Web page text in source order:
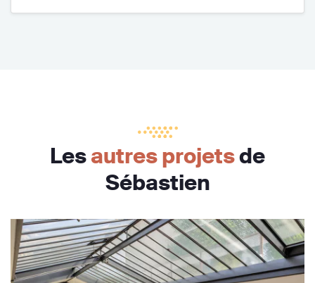
Lesautres projetsde
Sébastien